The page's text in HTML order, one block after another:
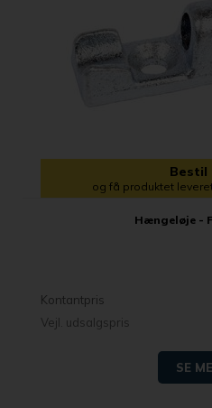
Bestil
og få produktet
Hængeløje -
Kontantpris
Vejl. udsalgspris
SE